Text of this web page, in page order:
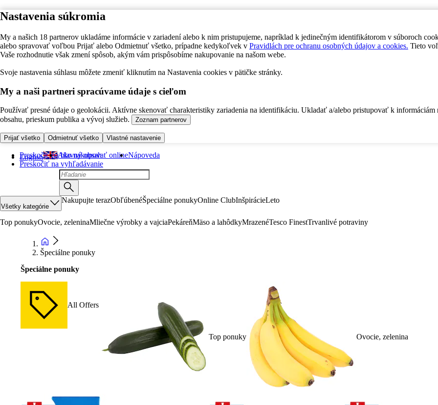
Nastavenia súkromia
My a našich 18 partnerov ukladáme informácie v zariadení alebo k nim pristupujeme, napríklad k jedinečným identifikátorom v súboroch
alebo spravovať voľbou Prijať alebo Odmietnuť všetko, prípadne kedykoľvek v Pravidlách pre ochranu osobných údajov a cookies. Tieto
Vaše rozhodnutie však zmení spôsob, akým vám prispôsobíme nakupovanie na našom webe.
Svoje nastavenia súhlasu môžete zmeniť kliknutím na Nastavenia cookies v pätičke stránky.
My a naši partneri spracúvame údaje s cieľom
Používať presné údaje o geolokácii. Aktívne skenovať charakteristiky zariadenia na identifikáciu. Ukladať a/alebo pristupovať k informáciám
obsahu, prieskum publika a vývoj služieb.
Zoznam partnerov
Prijať všetko Odmietnuť všetko Vlastné nastavenie
Preskočiť na hlavný obsah
Preskočiť na vyhľadávanie
English Ako nakupovať onlineNápoveda
Všetky kategórie
Nakupujte terazObľúbenéŠpeciálne ponukyOnline ClubInšpirácieLeto
Top ponukyOvocie, zeleninaMliečne výrobky a vajciaPekáreňMäso a lahôdkyMrazenéTesco FinestTrvanlivé potraviny
Špeciálne ponuky
Špeciálne ponuky
All Offers
Top ponuky Ovocie, zelenina